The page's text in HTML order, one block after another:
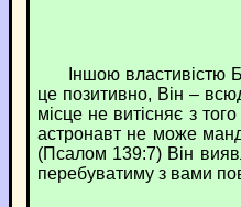
Іншою властивістю
це позитивно, Він –
місце не витісняє з
астронавт не може
(Псалом 139:7) Він
перебуватиму з вами